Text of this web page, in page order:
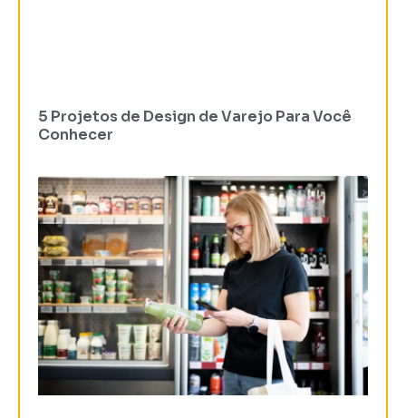
5 Projetos de Design de Varejo Para Você
Conhecer